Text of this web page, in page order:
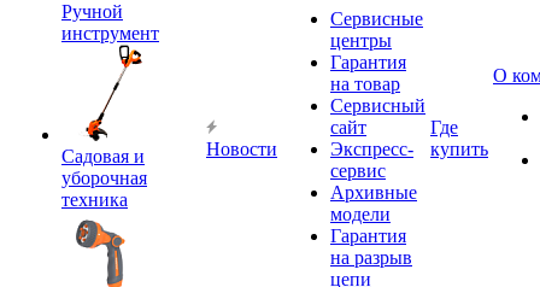
Ручной
инструмент
Садовая и
уборочная
техника
Новости
Сервисные
центры
Гарантия
на товар
Сервисный
сайт
Экспресс-
сервис
Архивные
модели
Гарантия
на разрыв
цепи
Где
купить
О